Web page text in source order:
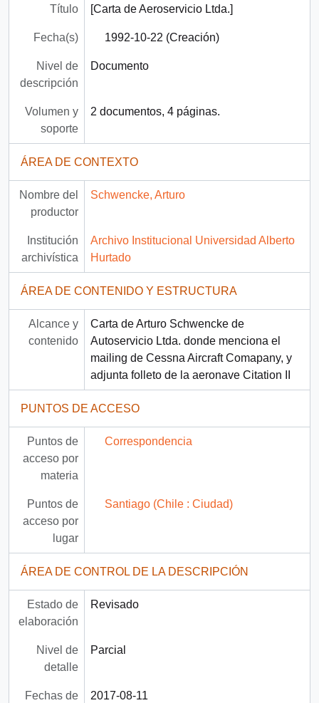
Título [Carta de Aeroservicio Ltda.]
Fecha(s) 1992-10-22 (Creación)
Nivel de
descripción
Documento
Volumen y
soporte
2 documentos, 4 páginas.
ÁREA DE CONTEXTO
Nombre del
productor
Schwencke, Arturo
Institución
archivística
Archivo Institucional Universidad Alberto
Hurtado
ÁREA DE CONTENIDO Y ESTRUCTURA
Alcance y
contenido
Carta de Arturo Schwencke de
Autoservicio Ltda. donde menciona el
mailing de Cessna Aircraft Comapany, y
adjunta folleto de la aeronave Citation II
PUNTOS DE ACCESO
Puntos de
acceso por
materia
Correspondencia
Puntos de
acceso por
lugar
Santiago (Chile : Ciudad)
ÁREA DE CONTROL DE LA DESCRIPCIÓN
Estado de
elaboración
Revisado
Nivel de
detalle
Parcial
Fechas de
2017-08-11